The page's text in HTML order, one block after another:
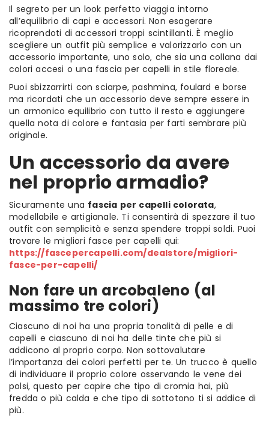
Il segreto per un look perfetto viaggia intorno
all’equilibrio di capi e accessori. Non esagerare
ricoprendoti di accessori troppi scintillanti. È meglio
scegliere un outfit più semplice e valorizzarlo con un
accessorio importante, uno solo, che sia una collana dai
colori accesi o una fascia per capelli in stile floreale.
Puoi sbizzarrirti con sciarpe, pashmina, foulard e borse
ma ricordati che un accessorio deve sempre essere in
un armonico equilibrio con tutto il resto e aggiungere
quella nota di colore e fantasia per farti sembrare più
originale.
Un accessorio da avere
nel proprio armadio?
Sicuramente una fascia per capelli colorata,
modellabile e artigianale. Ti consentirà di spezzare il tuo
outfit con semplicità e senza spendere troppi soldi. Puoi
trovare le migliori fasce per capelli qui:
https://fascepercapelli.com/dealstore/migliori-
fasce-per-capelli/
Non fare un arcobaleno (al
massimo tre colori)
Ciascuno di noi ha una propria tonalità di pelle e di
capelli e ciascuno di noi ha delle tinte che più si
addicono al proprio corpo. Non sottovalutare
l’importanza dei colori perfetti per te. Un trucco è quello
di individuare il proprio colore osservando le vene dei
polsi, questo per capire che tipo di cromia hai, più
fredda o più calda e che tipo di sottotono ti si addice di
più.